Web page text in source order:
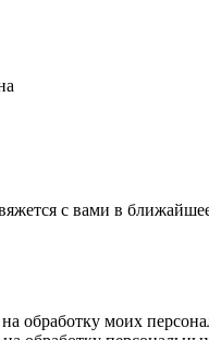
с вами в
обработку моих